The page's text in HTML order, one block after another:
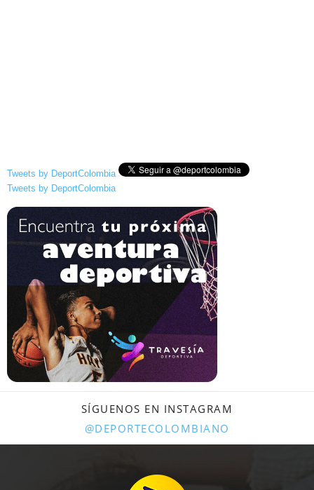
Tweets by DeportColombia
Tweets by DeportColombia
SÍGUENOS EN INSTAGRAM
@DEPORTECOLOMBIANO